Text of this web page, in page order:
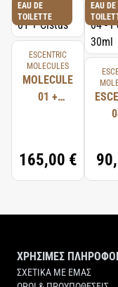
EAU DE
TOILETTE
ESCENTRIC
MOLECULES
MOLECULE
01 +
165,00 €
EAU DE
ΧΡΗΣΙΜΕΣ
ΣΧΕΤΙΚΑ ΜΕ ΕΜΑΣ